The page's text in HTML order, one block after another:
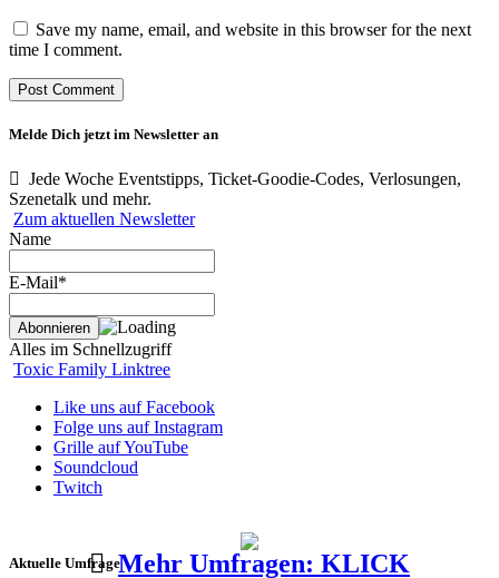
Save my name, email, and website in this browser for the next
time I comment.
Melde Dich jetzt im Newsletter an
Jede Woche Eventstipps, Ticket-Goodie-Codes, Verlosungen,
Szenetalk und mehr.
Zum aktuellen Newsletter
Name
E-Mail*
Alles im Schnellzugriff
Toxic Family Linktree
Like uns auf Facebook
Folge uns auf Instagram
Grille auf YouTube
Soundcloud
Twitch
Aktuelle UmfrageMehr Umfragen: KLICK